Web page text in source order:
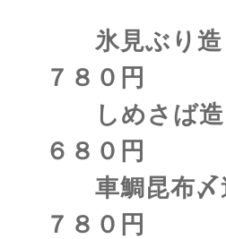
氷見ぶ
７８０円
しめさ
６８０円
車鯛昆
７８０円